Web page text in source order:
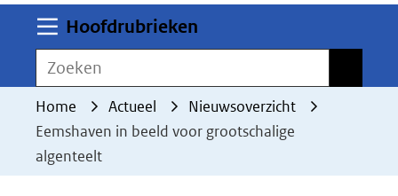
worden
toegestaan
geweigerd.
Hoofdrubrieken
Zoeken
Home Actueel
Nieuwsoverzicht
Eemshaven in beeld voor grootschalige
algenteelt